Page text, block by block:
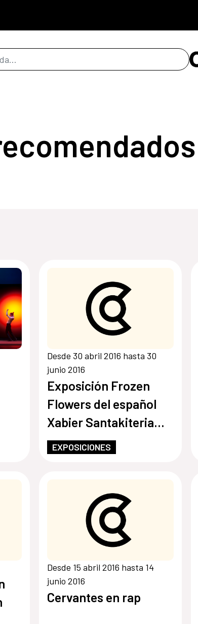
Desde 30 abril 2016 hasta 30
junio 2016
Exposición Frozen
Flowers del español
Xabier Santakiteria
Etxarri
EXPOSICIONES
Desde 15 abril 2016 hasta 14
junio 2016
Cervantes en rap